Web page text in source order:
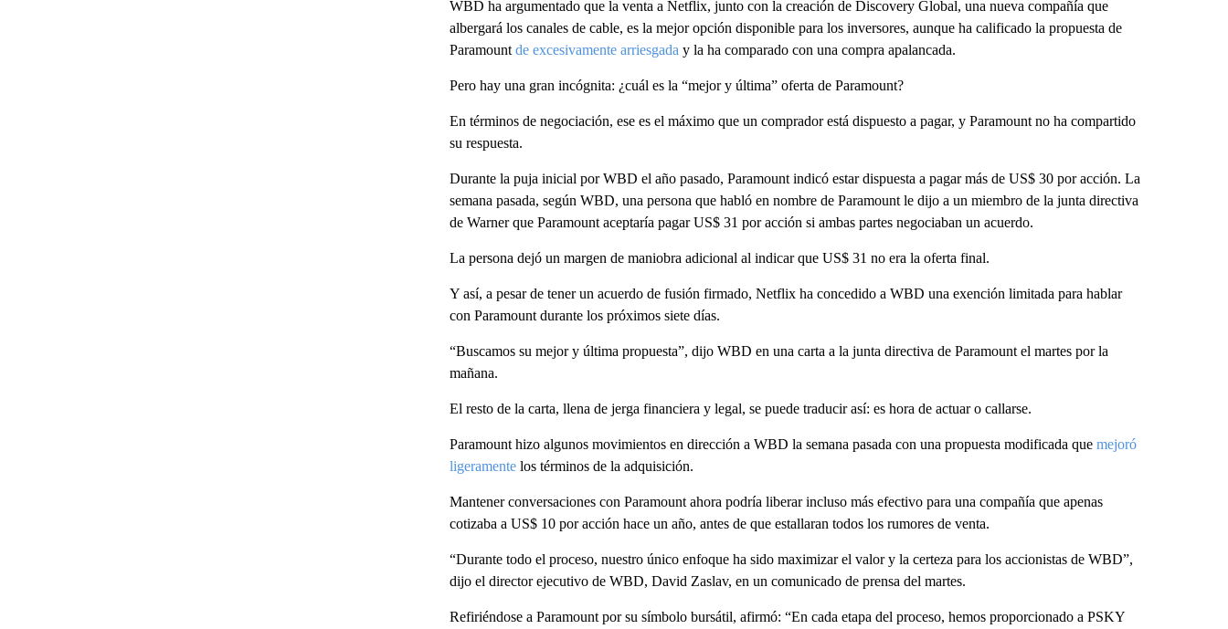
WBD ha argumentado que la venta a Netflix, junto con la creación de Discovery Global, una nueva compañía que
albergará los canales de cable, es la mejor opción disponible para los inversores, aunque ha calificado la propuesta de
Paramount de excesivamente arriesgada y la ha comparado con una compra apalancada.
Pero hay una gran incógnita: ¿cuál es la “mejor y última” oferta de Paramount?
En términos de negociación, ese es el máximo que un comprador está dispuesto a pagar, y Paramount no ha compartido
su respuesta.
Durante la puja inicial por WBD el año pasado, Paramount indicó estar dispuesta a pagar más de US$ 30 por acción. La
semana pasada, según WBD, una persona que habló en nombre de Paramount le dijo a un miembro de la junta directiva
de Warner que Paramount aceptaría pagar US$ 31 por acción si ambas partes negociaban un acuerdo.
La persona dejó un margen de maniobra adicional al indicar que US$ 31 no era la oferta final.
Y así, a pesar de tener un acuerdo de fusión firmado, Netflix ha concedido a WBD una exención limitada para hablar
con Paramount durante los próximos siete días.
“Buscamos su mejor y última propuesta”, dijo WBD en una carta a la junta directiva de Paramount el martes por la
mañana.
El resto de la carta, llena de jerga financiera y legal, se puede traducir así: es hora de actuar o callarse.
Paramount hizo algunos movimientos en dirección a WBD la semana pasada con una propuesta modificada que mejoró
ligeramentelos términos de la adquisición.
Mantener conversaciones con Paramount ahora podría liberar incluso más efectivo para una compañía que apenas
cotizaba a US$ 10 por acción hace un año, antes de que estallaran todos los rumores de venta.
“Durante todo el proceso, nuestro único enfoque ha sido maximizar el valor y la certeza para los accionistas de WBD”,
dijo el director ejecutivo de WBD, David Zaslav, en un comunicado de prensa del martes.
Refiriéndose a Paramount por su símbolo bursátil, afirmó: “En cada etapa del proceso, hemos proporcionado a PSKY